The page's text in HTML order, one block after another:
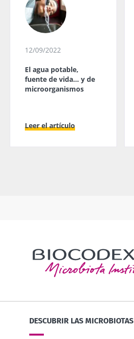
12/09/2022
El agua potable,
fuente de vida... y de
microorganismos
Leer el artículo
DESCUBRIR LAS MICROBIOTAS